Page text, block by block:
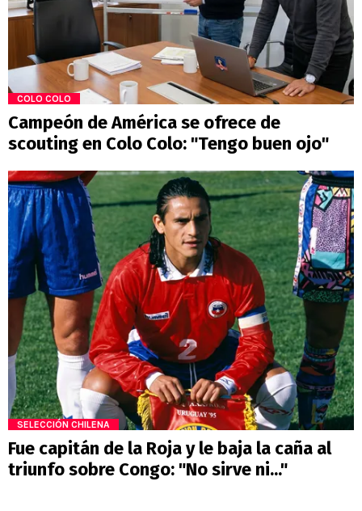
COLO COLO
Campeón de América se ofrece de
scouting en Colo Colo: "Tengo buen ojo"
SELECCIÓN CHILENA
Fue capitán de la Roja y le baja la caña al
triunfo sobre Congo: "No sirve ni..."